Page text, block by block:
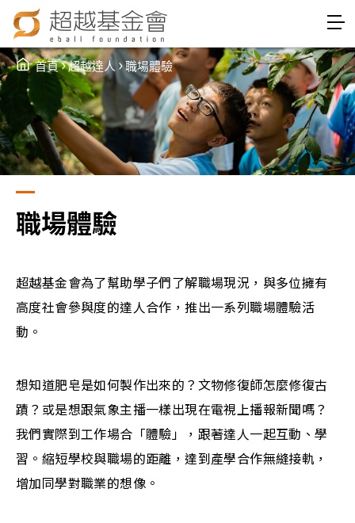
Jump to Navigation
Jump to Main content
You are here
首頁›超越達人 ›職場體驗
職場體驗
超越基金會為了幫助學子們了解職場現況，與多位擁有
高度社會參與度的達人合作，推出一系列職場體驗活
動。
想知道肥皂是如何製作出來的？文物修復師怎麼修復古
蹟？或是想跟氣象主播一樣出現在電視上播報新聞嗎？
我們實際到工作場合「體驗」，跟著達人一起互動、學
習。縮短學校與職場的距離，達到產學合作無縫接軌，
增加同學對職業的想像。